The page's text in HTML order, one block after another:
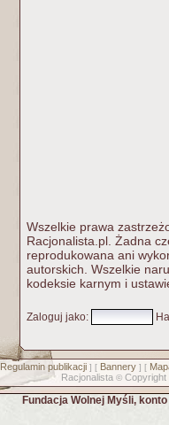
Wszelkie prawa
Racjonalista.pl. Żadna
reprodukowana ani
autorskich. Wszelkie
kodeksie karnym i
Zaloguj jako:
Regulamin publikacji] [ Bannery] [
Racjonalista © Copyright
Fundacja Wolnej Myśli,